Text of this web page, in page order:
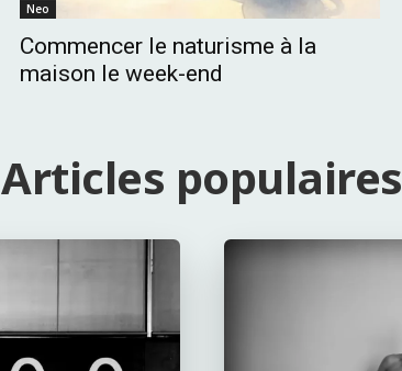
Neo
Commencer le naturisme à la
maison le week-end
Articles populaires